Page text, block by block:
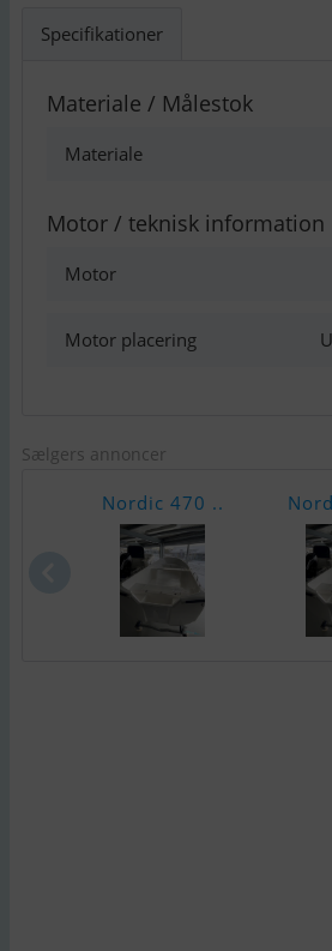
Specifikationer
Materiale / Målestok
Materiale
Motor / teknisk information
Motor
Motor placering
Sælgers annoncer
Nordic 470 ..